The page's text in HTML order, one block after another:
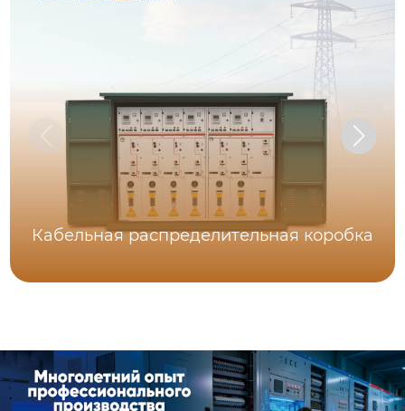
Кабельная распределительная коробка